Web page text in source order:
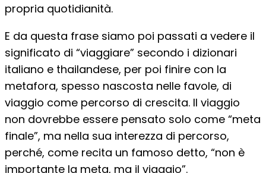
propria quotidianità.
E da questa frase siamo poi passati a vedere il
significato di “viaggiare” secondo i dizionari
italiano e thailandese, per poi finire con la
metafora, spesso nascosta nelle favole, di
viaggio come percorso di crescita. Il viaggio
non dovrebbe essere pensato solo come “meta
finale”, ma nella sua interezza di percorso,
perché, come recita un famoso detto, “non è
importante la meta, ma il viaggio”.